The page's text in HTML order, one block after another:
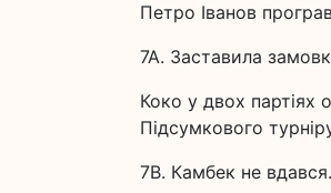
Петро Іванов
7A. Заставила
Коко у двох партіях
Підсумкового
7B. Камбек не